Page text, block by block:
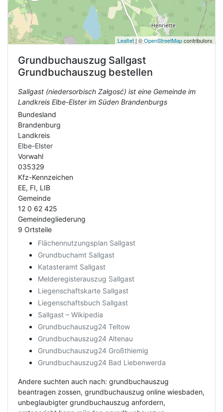
Leaflet| ©OpenStreetMapcontributors
Grundbuchauszug Sallgast
Grundbuchauszug bestellen
Sallgast (niedersorbisch Załgosć) ist eine Gemeinde im
Landkreis Elbe-Elster im Süden Brandenburgs
Bundesland
Brandenburg
Landkreis
Elbe-Elster
Vorwahl
035329
Kfz-Kennzeichen
EE, FI, LIB
Gemeinde
12 0 62 425
Gemeindegliederung
9 Ortsteile
Flächennutzungsplan Sallgast
Grundbuchamt Sallgast
Katasteramt Sallgast
Melderegisterauszug Sallgast
Liegenschaftskarte Sallgast
Liegenschaftsbuch Sallgast
Sallgast – Wikipedia
Grundbuchauszug24 Teltow
Grundbuchauszug24 Altenau
Grundbuchauszug24 Großthiemig
Grundbuchauszug24 Bad Liebenwerda
Andere suchten auch nach: grundbuchauszug
beantragen zossen, grundbuchauszug online wiesbaden,
unbeglaubigter grundbuchauszug anfordern,